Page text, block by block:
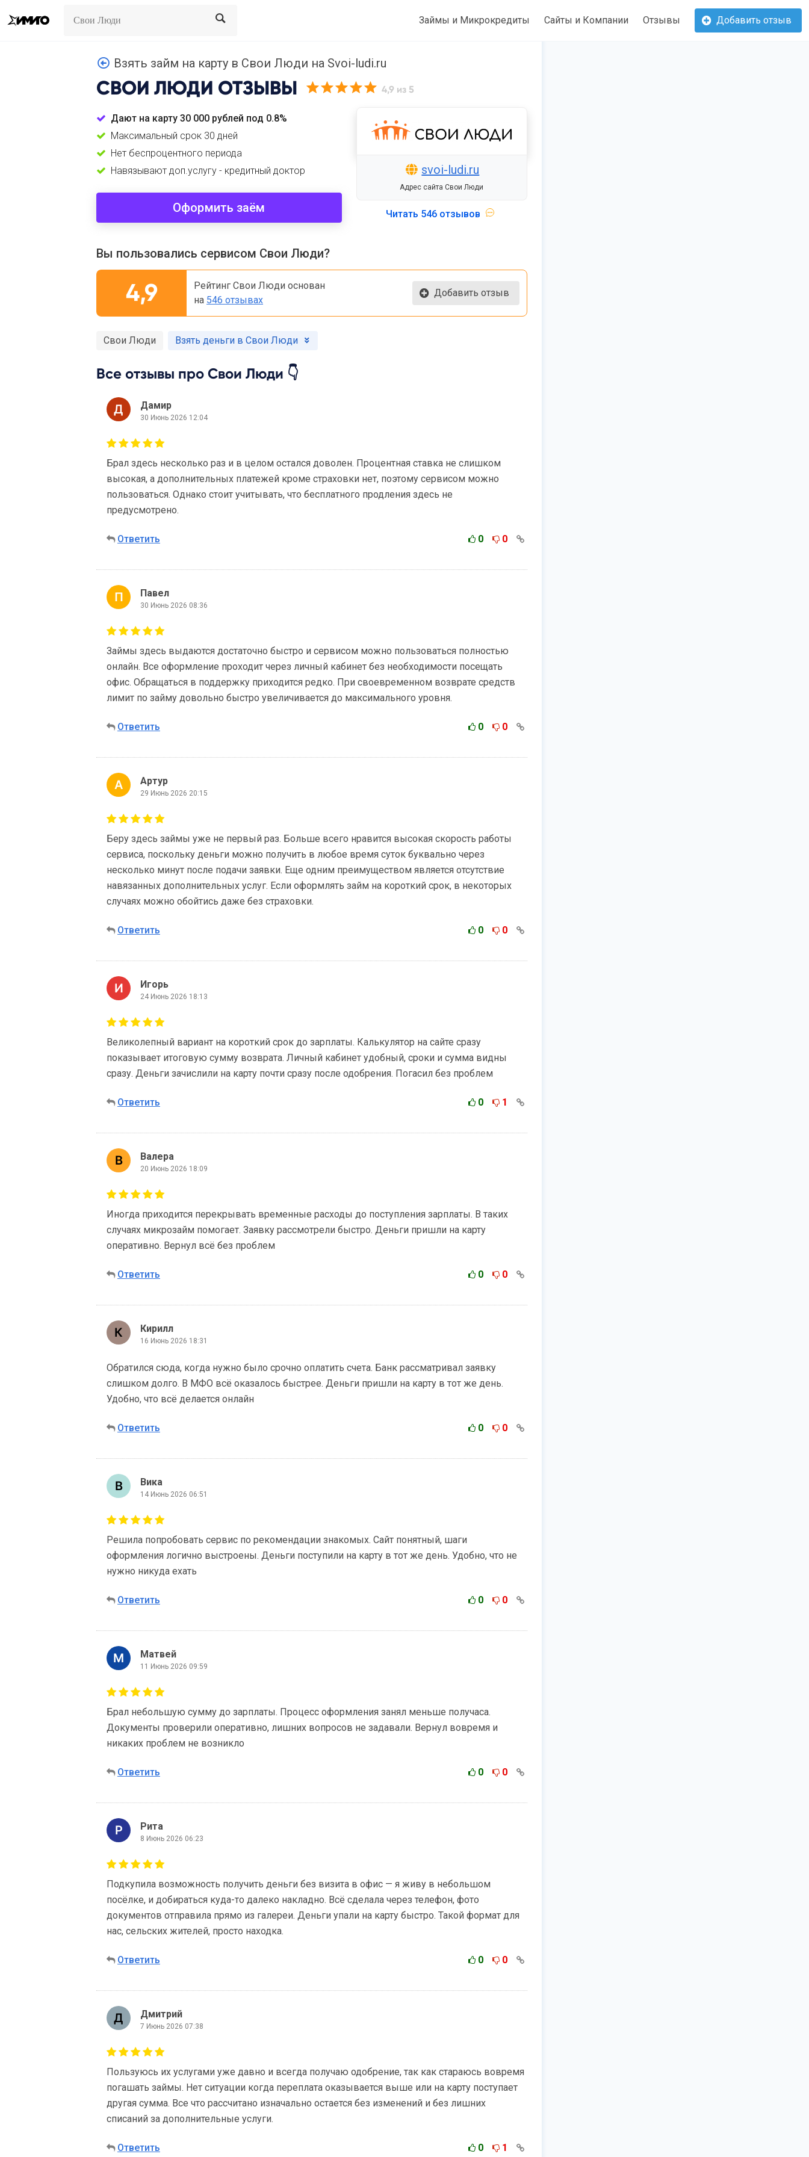
Search Займы и Микрокредиты Сайты и Компании Отзывы Добавить отзыв
Взять займ на карту в Свои Люди на Svoi-ludi.ru
СВОИ ЛЮДИ ОТЗЫВЫ 4,9 из 5
Дают на карту 30 000 рублей под 0.8%
Максимальный срок 30 дней
Нет беспроцентного периода
Навязывают доп.услугу - кредитный доктор
Оформить заём
svoi-ludi.ru
Адрес сайта Свои Люди
Читать 546 отзывов
Вы пользовались сервисом Свои Люди?
4,9
Рейтинг Свои Люди основан
на 546 отзывах
Добавить отзыв
Свои Люди Взять деньги в Свои Люди
Все отзывы про Свои Люди 👇
Дамир
30 Июнь 2026 12:04
Брал здесь несколько раз и в целом остался доволен. Процентная ставка не слишком
высокая, а дополнительных платежей кроме страховки нет, поэтому сервисом можно
пользоваться. Однако стоит учитывать, что бесплатного продления здесь не
предусмотрено.
Ответить 0 0
Павел
30 Июнь 2026 08:36
Займы здесь выдаются достаточно быстро и сервисом можно пользоваться полностью
онлайн. Все оформление проходит через личный кабинет без необходимости посещать
офис. Обращаться в поддержку приходится редко. При своевременном возврате средств
лимит по займу довольно быстро увеличивается до максимального уровня.
Ответить 0 0
Артур
29 Июнь 2026 20:15
Беру здесь займы уже не первый раз. Больше всего нравится высокая скорость работы
сервиса, поскольку деньги можно получить в любое время суток буквально через
несколько минут после подачи заявки. Еще одним преимуществом является отсутствие
навязанных дополнительных услуг. Если оформлять займ на короткий срок, в некоторых
случаях можно обойтись даже без страховки.
Ответить 0 0
Игорь
24 Июнь 2026 18:13
Великолепный вариант на короткий срок до зарплаты. Калькулятор на сайте сразу
показывает итоговую сумму возврата. Личный кабинет удобный, сроки и сумма видны
сразу. Деньги зачислили на карту почти сразу после одобрения. Погасил без проблем
Ответить 0 1
Валера
20 Июнь 2026 18:09
Иногда приходится перекрывать временные расходы до поступления зарплаты. В таких
случаях микрозайм помогает. Заявку рассмотрели быстро. Деньги пришли на карту
оперативно. Вернул всё без проблем
Ответить 0 0
Кирилл
16 Июнь 2026 18:31
Обратился сюда, когда нужно было срочно оплатить счета. Банк рассматривал заявку
слишком долго. В МФО всё оказалось быстрее. Деньги пришли на карту в тот же день.
Удобно, что всё делается онлайн
Ответить 0 0
Вика
14 Июнь 2026 06:51
Решила попробовать сервис по рекомендации знакомых. Сайт понятный, шаги
оформления логично выстроены. Деньги поступили на карту в тот же день. Удобно, что не
нужно никуда ехать
Ответить 0 0
Матвей
11 Июнь 2026 09:59
Брал небольшую сумму до зарплаты. Процесс оформления занял меньше получаса.
Документы проверили оперативно, лишних вопросов не задавали. Вернул вовремя и
никаких проблем не возникло
Ответить 0 0
Рита
8 Июнь 2026 06:23
Подкупила возможность получить деньги без визита в офис — я живу в небольшом
посёлке, и добираться куда-то далеко накладно. Всё сделала через телефон, фото
документов отправила прямо из галереи. Деньги упали на карту быстро. Такой формат для
нас, сельских жителей, просто находка.
Ответить 0 0
Дмитрий
7 Июнь 2026 07:38
Пользуюсь их услугами уже давно и всегда получаю одобрение, так как стараюсь вовремя
погашать займы. Нет ситуации когда переплата оказывается выше или на карту поступает
другая сумма. Все что рассчитано изначально остается без изменений и без лишних
списаний за дополнительные услуги.
Ответить 0 1